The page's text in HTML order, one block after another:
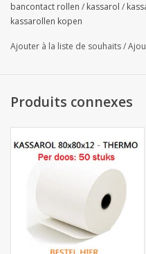
bancontact rollen / kassarol /
kassarollen kopen
Ajouter à la liste de souhaits/
Produits connexes